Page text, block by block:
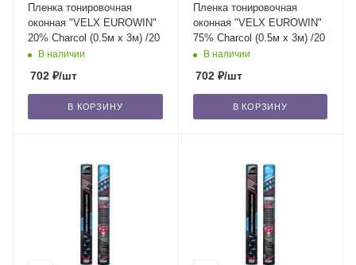
Пленка тонировочная
оконная "VELX EUROWIN"
20% Сharcol (0.5м х 3м) /20
В наличии
702 ₽/шт
В КОРЗИНУ
Пленка тонировочная
оконная "VELX EUROWIN"
75% Сharcol (0.5м х 3м) /20
В наличии
702₽/шт
В КОРЗИНУ